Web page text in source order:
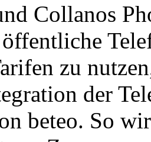
Collanos
zu
der
beteo. So